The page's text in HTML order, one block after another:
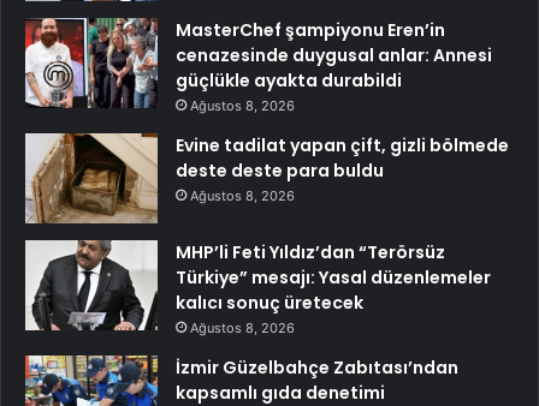
MasterChef şampiyonu Eren’in
cenazesinde duygusal anlar: Annesi
güçlükle ayakta durabildi
Ağustos 8, 2026
Evine tadilat yapan çift, gizli bölmede
deste deste para buldu
Ağustos 8, 2026
MHP’li Feti Yıldız’dan “Terörsüz
Türkiye” mesajı: Yasal düzenlemeler
kalıcı sonuç üretecek
Ağustos 8, 2026
İzmir Güzelbahçe Zabıtası’ndan
kapsamlı gıda denetimi